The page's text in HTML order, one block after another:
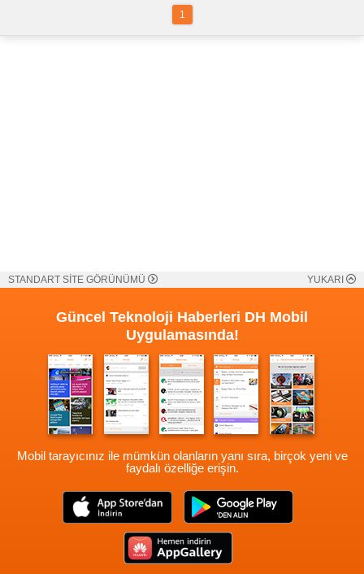
1
STANDART SİTE GÖRÜNÜMÜ YUKARI
Güncel Teknoloji Haberleri DH Mobil
Uygulamasında!
Mobil tarayıcınız ile mümkün olanların yanı sıra, birçok yeni ve
faydalı özelliğe erişin.